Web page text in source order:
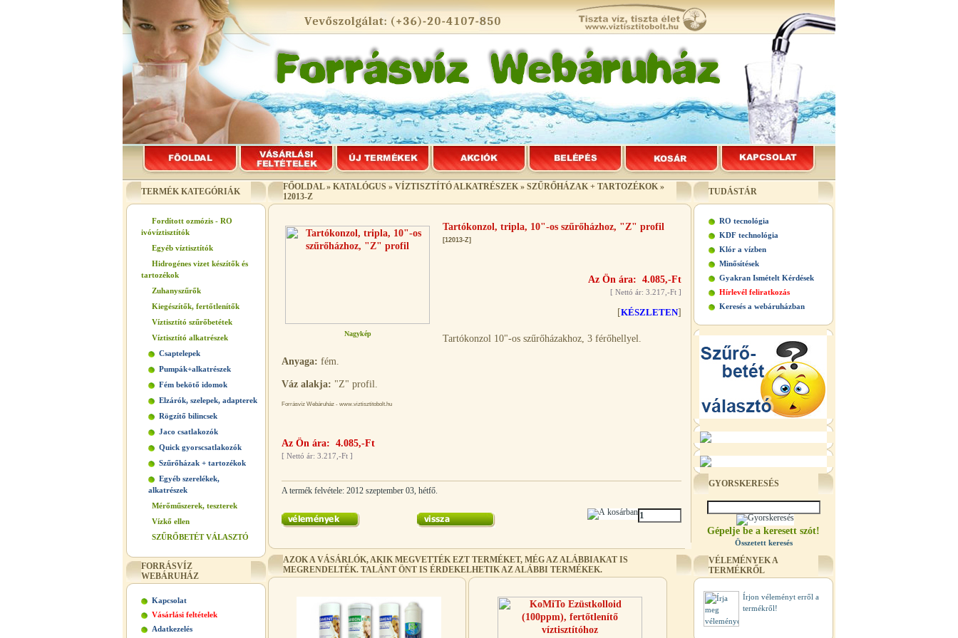
TERMÉK KATEGÓRIÁK
Fordított ozmózis - RO
ivóvíztisztítók
Egyéb víztisztítók
Hidrogénes vizet készítők és
tartozékok
Zuhanyszűrők
Kiegészítők, fertőtlenítők
Víztisztító szűrőbetétek
Víztisztító alkatrészek
Csaptelepek
Pumpák+alkatrészek
Fém bekötő idomok
Elzárók, szelepek, adapterek
Rögzítő bilincsek
Jaco csatlakozók
Quick gyorscsatlakozók
Szűrőházak + tartozékok
Egyéb szerelékek,
alkatrészek
Mérőműszerek, teszterek
Vízkő ellen
SZŰRŐBETÉT VÁLASZTÓ
FORRÁSVÍZ
WEBÁRUHÁZ
Kapcsolat
Vásárlási feltételek
Adatkezelés
FŐOLDAL» KATALÓGUS » VÍZTISZTÍTÓ ALKATRÉSZEK » SZŰRŐHÁZAK + TARTOZÉKOK »
12013-Z
Nagykép
Tartókonzol, tripla, 10"-os szűrőházhoz, "Z" profil
[12013-Z]
Az Ön ára: 4.085,-Ft
[ Nettó ár: 3.217,-Ft ]
[KÉSZLETEN]
Tartókonzol 10"-os szűrőházakhoz, 3 férőhellyel.
Anyaga: fém.
Váz alakja: "Z" profil.
Forrásvíz Webáruház - www.viztisztitobolt.hu
Az Ön ára: 4.085,-Ft
[ Nettó ár: 3.217,-Ft ]
A termék felvétele: 2012 szeptember 03, hétfő.
AZOK A VÁSÁRLÓK, AKIK MEGVETTÉK EZT TERMÉKET, MÉG AZ ALÁBBIAKAT IS
MEGRENDELTÉK. TALÁNT ÖNT IS ÉRDEKELHETIK AZ ALÁBBI TERMÉKEK.
TUDÁSTÁR
RO tecnológia
KDF technológia
Klór a vízben
Minősítések
Gyakran Ismételt Kérdések
Hírlevél feliratkozás
Keresés a webáruházban
GYORSKERESÉS
Gépelje be a keresett szót!
Összetett keresés
VÉLEMÉNYEK A
TERMÉKRŐL
Írjon véleményt erről a
termékről!